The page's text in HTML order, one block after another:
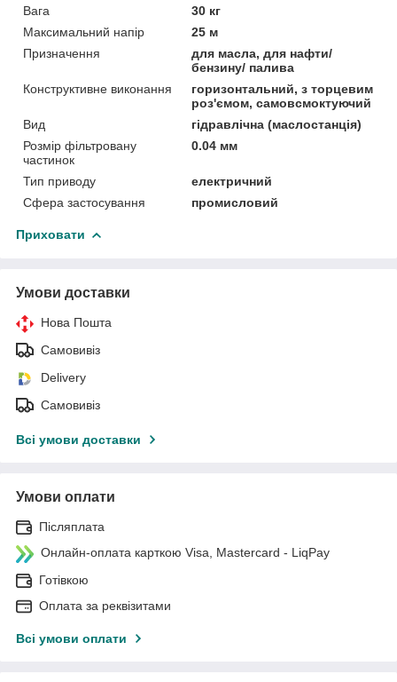
Вага
30 кг
Максимальний напір
25 м
Призначення
для масла, для нафти/
бензину/ палива
Конструктивне виконання
горизонтальний, з торцевим
роз'ємом, самовсмоктуючий
Вид
гідравлічна (маслостанція)
Розмір фільтровану
частинок
0.04 мм
Тип приводу
електричний
Сфера застосування
промисловий
Приховати
Умови доставки
Нова Пошта
Самовивіз
Delivery
Самовивіз
Всі умови доставки
Умови оплати
Післяплата
Онлайн-оплата карткою Visa, Mastercard - LiqPay
Готівкою
Оплата за реквізитами
Всі умови оплати